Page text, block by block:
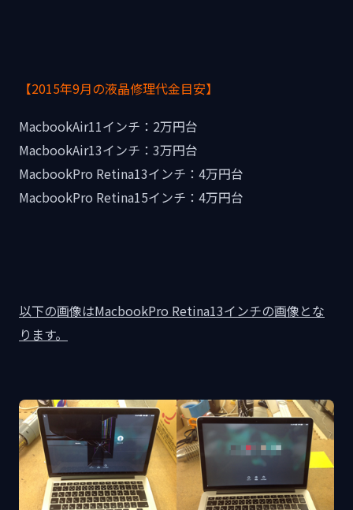
【2015年9月の液晶修理代金目安】
MacbookAir11インチ：2万円台
MacbookAir13インチ：3万円台
MacbookPro Retina13インチ：4万円台
MacbookPro Retina15インチ：4万円台
以下の画像はMacbookPro Retina13インチの画像とな
ります。